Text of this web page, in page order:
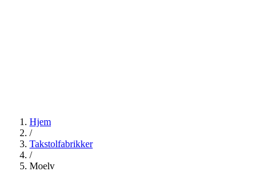
Hjem
/
Takstolfabrikker
/
Moelv